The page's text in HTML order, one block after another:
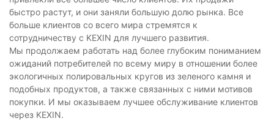
быстро растут, и они заняли большую долю рынка. Все
больше клиентов со всего мира стремятся к
сотрудничеству с KEXIN для лучшего развития.
Мы продолжаем работать над более глубоким пониманием
ожиданий потребителей по всему миру в отношении более
экологичных полировальных кругов из зеленого камня и
подобных продуктов, а также связанных с ними мотивов
покупки. И мы оказываем лучшее обслуживание клиентов
через KEXIN.